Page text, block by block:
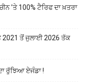
’ਤੇ 100% ਟੈਰਿਫ ਦਾ ਖ਼ਤਰਾ
2021 ਤੋਂ ਜੁਲਾਈ 2026 ਤੱਕ
ਰੁੱਝਿਆ ਏਜੰਡਾ !